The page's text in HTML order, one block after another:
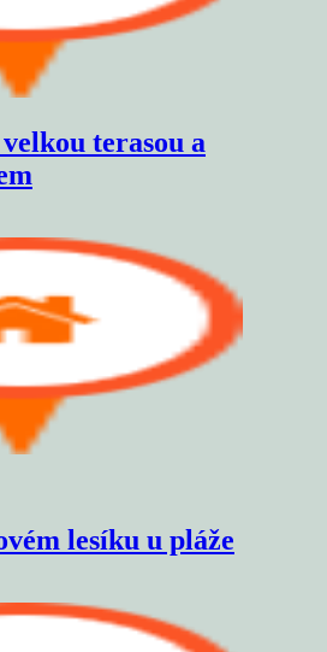
terasou a
lesíku u pláže